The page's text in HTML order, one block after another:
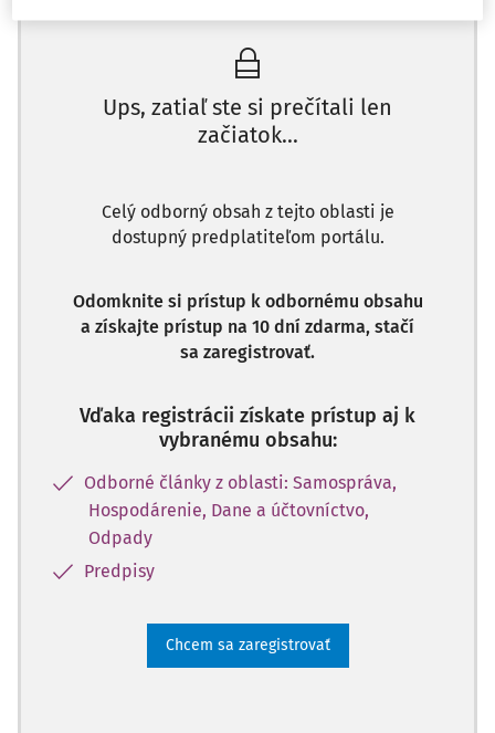
Ups, zatiaľ ste si prečítali len
začiatok...
Celý odborný obsah z tejto oblasti je
dostupný predplatiteľom portálu.
Odomknite si prístup k odbornému obsahu
a získajte prístup na 10 dní zdarma, stačí
sa zaregistrovať.
Vďaka registrácii získate prístup aj k
vybranému obsahu:
Odborné články z oblasti: Samospráva,
Hospodárenie, Dane a účtovníctvo,
Odpady
Predpisy
Chcem sa zaregistrovať